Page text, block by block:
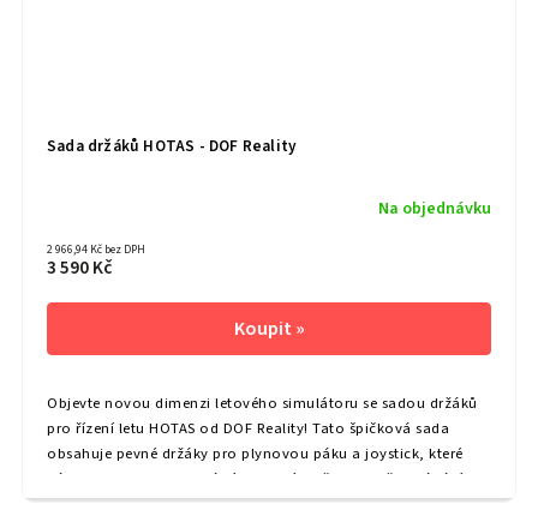
Sada držáků HOTAS - DOF Reality
Na objednávku
2 966,94 Kč bez DPH
3 590 Kč
Objevte novou dimenzi letového simulátoru se sadou držáků
pro řízení letu HOTAS od DOF Reality! Tato špičková sada
obsahuje pevné držáky pro plynovou páku a joystick, které
vám poskytnou maximální pohodlí a přesnost při ovládání
vašich oblíbených...